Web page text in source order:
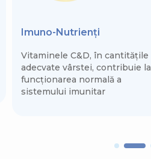
Imuno-Nutrienți
Vitaminele C&D, în cantitățile
adecvate vârstei, contribuie la
funcționarea normală a
sistemului imunitar